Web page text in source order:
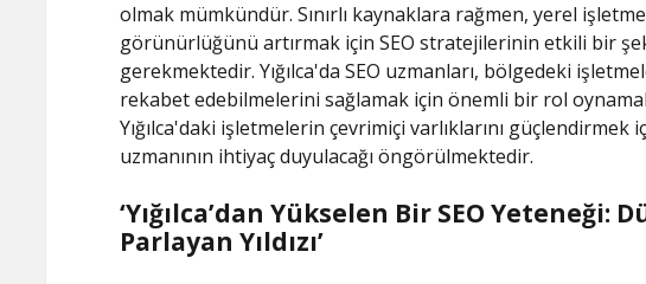
olmak mümkündür. Sınırlı kaynaklara rağmen, yerel
görünürlüğünü artırmak için SEO stratejilerinin etkili bir
gerekmektedir. Yığılca'da SEO uzmanları, bölgedeki
rekabet edebilmelerini sağlamak için önemli bir rol
Yığılca'daki işletmelerin çevrimiçi varlıklarını güçlendirmek
uzmanının ihtiyaç duyulacağı öngörülmektedir.
‘Yığılca’dan Yükselen Bir SEO Yeteneği:
Parlayan Yıldızı’